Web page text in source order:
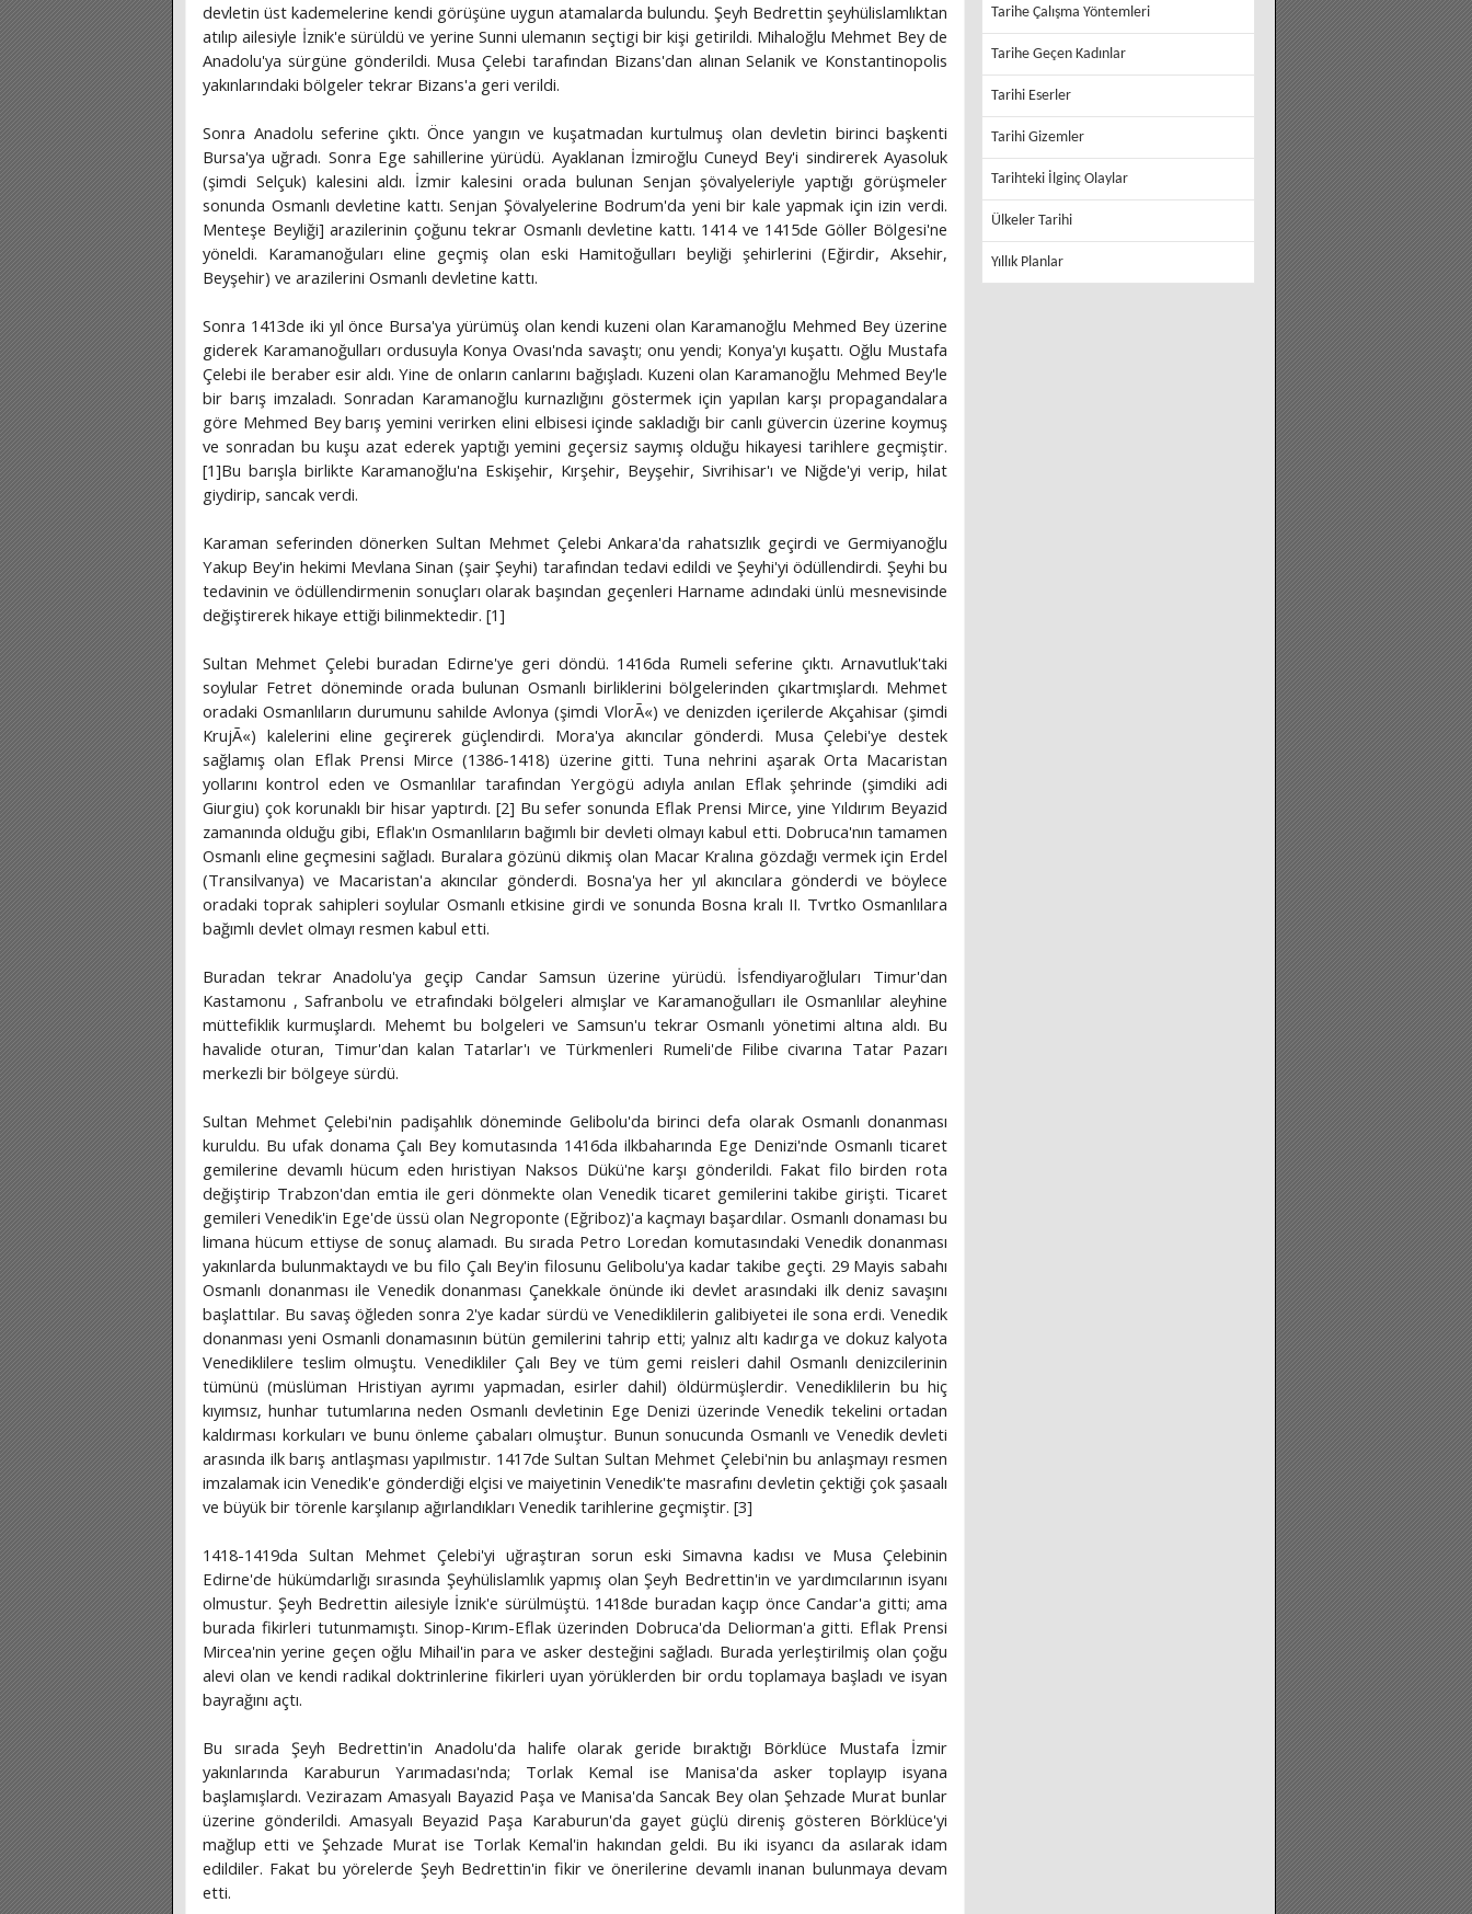
devletin üst kademelerine kendi görüşüne uygun atamalarda bulundu. Şeyh Bedrettin şeyhülislamlıktan
atılıp ailesiyle İznik'e sürüldü ve yerine Sunni ulemanın seçtigi bir kişi getirildi. Mihaloğlu Mehmet Bey de
Anadolu'ya sürgüne gönderildi. Musa Çelebi tarafından Bizans'dan alınan Selanik ve Konstantinopolis
yakınlarındaki bölgeler tekrar Bizans'a geri verildi.
Sonra Anadolu seferine çıktı. Önce yangın ve kuşatmadan kurtulmuş olan devletin birinci başkenti
Bursa'ya uğradı. Sonra Ege sahillerine yürüdü. Ayaklanan İzmiroğlu Cuneyd Bey'i sindirerek Ayasoluk
(şimdi Selçuk) kalesini aldı. İzmir kalesini orada bulunan Senjan şövalyeleriyle yaptığı görüşmeler
sonunda Osmanlı devletine kattı. Senjan Şövalyelerine Bodrum'da yeni bir kale yapmak için izin verdi.
Menteşe Beyliği] arazilerinin çoğunu tekrar Osmanlı devletine kattı. 1414 ve 1415de Göller Bölgesi'ne
yöneldi. Karamanoğuları eline geçmiş olan eski Hamitoğulları beyliği şehirlerini (Eğirdir, Aksehir,
Beyşehir) ve arazilerini Osmanlı devletine kattı.
Sonra 1413de iki yıl önce Bursa'ya yürümüş olan kendi kuzeni olan Karamanoğlu Mehmed Bey üzerine
giderek Karamanoğulları ordusuyla Konya Ovası'nda savaştı; onu yendi; Konya'yı kuşattı. Oğlu Mustafa
Çelebi ile beraber esir aldı. Yine de onların canlarını bağışladı. Kuzeni olan Karamanoğlu Mehmed Bey'le
bir barış imzaladı. Sonradan Karamanoğlu kurnazlığını göstermek için yapılan karşı propagandalara
göre Mehmed Bey barış yemini verirken elini elbisesi içinde sakladığı bir canlı güvercin üzerine koymuş
ve sonradan bu kuşu azat ederek yaptığı yemini geçersiz saymış olduğu hikayesi tarihlere geçmiştir.
[1]Bu barışla birlikte Karamanoğlu'na Eskişehir, Kırşehir, Beyşehir, Sivrihisar'ı ve Niğde'yi verip, hilat
giydirip, sancak verdi.
Karaman seferinden dönerken Sultan Mehmet Çelebi Ankara'da rahatsızlık geçirdi ve Germiyanoğlu
Yakup Bey'in hekimi Mevlana Sinan (şair Şeyhi) tarafından tedavi edildi ve Şeyhi'yi ödüllendirdi. Şeyhi bu
tedavinin ve ödüllendirmenin sonuçları olarak başından geçenleri Harname adındaki ünlü mesnevisinde
değiştirerek hikaye ettiği bilinmektedir. [1]
Sultan Mehmet Çelebi buradan Edirne'ye geri döndü. 1416da Rumeli seferine çıktı. Arnavutluk'taki
soylular Fetret döneminde orada bulunan Osmanlı birliklerini bölgelerinden çıkartmışlardı. Mehmet
oradaki Osmanlıların durumunu sahilde Avlonya (şimdi VlorÃ«) ve denizden içerilerde Akçahisar (şimdi
KrujÃ«) kalelerini eline geçirerek güçlendirdi. Mora'ya akıncılar gönderdi. Musa Çelebi'ye destek
sağlamış olan Eflak Prensi Mirce (1386-1418) üzerine gitti. Tuna nehrini aşarak Orta Macaristan
yollarını kontrol eden ve Osmanlılar tarafından Yergögü adıyla anılan Eflak şehrinde (şimdiki adi
Giurgiu) çok korunaklı bir hisar yaptırdı. [2] Bu sefer sonunda Eflak Prensi Mirce, yine Yıldırım Beyazid
zamanında olduğu gibi, Eflak'ın Osmanlıların bağımlı bir devleti olmayı kabul etti. Dobruca'nın tamamen
Osmanlı eline geçmesini sağladı. Buralara gözünü dikmiş olan Macar Kralına gözdağı vermek için Erdel
(Transilvanya) ve Macaristan'a akıncılar gönderdi. Bosna'ya her yıl akıncılara gönderdi ve böylece
oradaki toprak sahipleri soylular Osmanlı etkisine girdi ve sonunda Bosna kralı II. Tvrtko Osmanlılara
bağımlı devlet olmayı resmen kabul etti.
Buradan tekrar Anadolu'ya geçip Candar Samsun üzerine yürüdü. İsfendiyaroğluları Timur'dan
Kastamonu , Safranbolu ve etrafındaki bölgeleri almışlar ve Karamanoğulları ile Osmanlılar aleyhine
müttefiklik kurmuşlardı. Mehemt bu bolgeleri ve Samsun'u tekrar Osmanlı yönetimi altına aldı. Bu
havalide oturan, Timur'dan kalan Tatarlar'ı ve Türkmenleri Rumeli'de Filibe civarına Tatar Pazarı
merkezli bir bölgeye sürdü.
Sultan Mehmet Çelebi'nin padişahlık döneminde Gelibolu'da birinci defa olarak Osmanlı donanması
kuruldu. Bu ufak donama Çalı Bey komutasında 1416da ilkbaharında Ege Denizi'nde Osmanlı ticaret
gemilerine devamlı hücum eden hıristiyan Naksos Dükü'ne karşı gönderildi. Fakat filo birden rota
değiştirip Trabzon'dan emtia ile geri dönmekte olan Venedik ticaret gemilerini takibe girişti. Ticaret
gemileri Venedik'in Ege'de üssü olan Negroponte (Eğriboz)'a kaçmayı başardılar. Osmanlı donaması bu
limana hücum ettiyse de sonuç alamadı. Bu sırada Petro Loredan komutasındaki Venedik donanması
yakınlarda bulunmaktaydı ve bu filo Çalı Bey'in filosunu Gelibolu'ya kadar takibe geçti. 29 Mayis sabahı
Osmanlı donanması ile Venedik donanması Çanekkale önünde iki devlet arasındaki ilk deniz savaşını
başlattılar. Bu savaş öğleden sonra 2'ye kadar sürdü ve Venediklilerin galibiyetei ile sona erdi. Venedik
donanması yeni Osmanli donamasının bütün gemilerini tahrip etti; yalnız altı kadırga ve dokuz kalyota
Venediklilere teslim olmuştu. Venedikliler Çalı Bey ve tüm gemi reisleri dahil Osmanlı denizcilerinin
tümünü (müslüman Hristiyan ayrımı yapmadan, esirler dahil) öldürmüşlerdir. Venediklilerin bu hiç
kıyımsız, hunhar tutumlarına neden Osmanlı devletinin Ege Denizi üzerinde Venedik tekelini ortadan
kaldırması korkuları ve bunu önleme çabaları olmuştur. Bunun sonucunda Osmanlı ve Venedik devleti
arasında ilk barış antlaşması yapılmıstır. 1417de Sultan Sultan Mehmet Çelebi'nin bu anlaşmayı resmen
imzalamak icin Venedik'e gönderdiği elçisi ve maiyetinin Venedik'te masrafını devletin çektiği çok şasaalı
ve büyük bir törenle karşılanıp ağırlandıkları Venedik tarihlerine geçmiştir. [3]
1418-1419da Sultan Mehmet Çelebi'yi uğraştıran sorun eski Simavna kadısı ve Musa Çelebinin
Edirne'de hükümdarlığı sırasında Şeyhülislamlık yapmış olan Şeyh Bedrettin'in ve yardımcılarının isyanı
olmustur. Şeyh Bedrettin ailesiyle İznik'e sürülmüştü. 1418de buradan kaçıp önce Candar'a gitti; ama
burada fikirleri tutunmamıştı. Sinop-Kırım-Eflak üzerinden Dobruca'da Deliorman'a gitti. Eflak Prensi
Mircea'nin yerine geçen oğlu Mihail'in para ve asker desteğini sağladı. Burada yerleştirilmiş olan çoğu
alevi olan ve kendi radikal doktrinlerine fikirleri uyan yörüklerden bir ordu toplamaya başladı ve isyan
bayrağını açtı.
Bu sırada Şeyh Bedrettin'in Anadolu'da halife olarak geride bıraktığı Börklüce Mustafa İzmir
yakınlarında Karaburun Yarımadası'nda; Torlak Kemal ise Manisa'da asker toplayıp isyana
başlamışlardı. Vezirazam Amasyalı Bayazid Paşa ve Manisa'da Sancak Bey olan Şehzade Murat bunlar
üzerine gönderildi. Amasyalı Beyazid Paşa Karaburun'da gayet güçlü direniş gösteren Börklüce'yi
mağlup etti ve Şehzade Murat ise Torlak Kemal'in hakından geldi. Bu iki isyancı da asılarak idam
edildiler. Fakat bu yörelerde Şeyh Bedrettin'in fikir ve önerilerine devamlı inanan bulunmaya devam
etti.
Tarihe Çalışma Yöntemleri
Tarihe Geçen Kadınlar
Tarihi Eserler
Tarihi Gizemler
Tarihteki İlginç Olaylar
Ülkeler Tarihi
Yıllık Planlar